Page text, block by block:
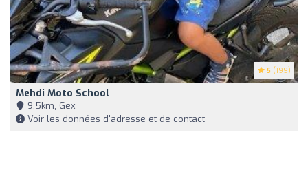
5 (199)
Mehdi Moto School
9,5km, Gex
Voir les données d'adresse et de contact